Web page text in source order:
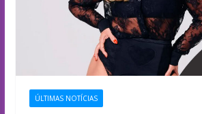
ÚLTIMAS NOTÍCIAS